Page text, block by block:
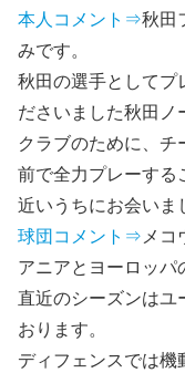
本人コメント⇒秋田
みです。
秋田の選手としてプ
ださいました秋田ノ
クラブのために、
前で全力プレーする
近いうちにお会いま
球団コメント⇒ メコ
アニアとヨーロッパ
直近のシーズンはユ
おります。
ディフェンスでは機